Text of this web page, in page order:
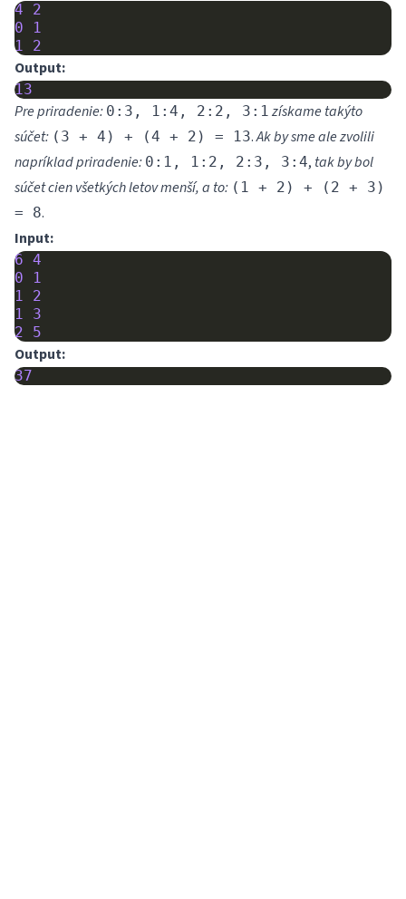
4
2
0
1
1
2
Output:
13
Pre priradenie: 0:3, 1:4, 2:2, 3:1 získame takýto
súčet: (3 + 4) + (4 + 2) = 13.Ak by sme ale zvolili
napríklad priradenie: 0:1, 1:2, 2:3, 3:4, tak by bol
súčet cien všetkých letov menší, a to: (1 + 2) + (2 + 3)
= 8.
Input:
6 4
0
1
1
2
1
3
2
5
Output:
37